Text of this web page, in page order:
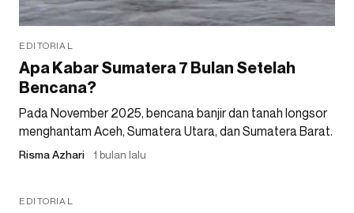
EDITORIAL
Apa Kabar Sumatera 7 Bulan Setelah
Bencana?
Pada November 2025, bencana banjir dan tanah longsor
menghantam Aceh, Sumatera Utara, dan Sumatera Barat.
Risma Azhari 1 bulan lalu
EDITORIAL